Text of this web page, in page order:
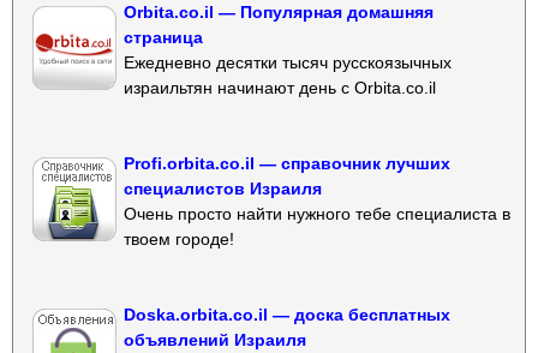
Orbita.co.il — Популярная домашняя
страница
Ежедневно десятки тысяч русскоязычных
израильтян начинают день с Orbita.co.il
Profi.orbita.co.il — справочник лучших
специалистов Израиля
Очень просто найти нужного тебе специалиста в
твоем городе!
Doska.orbita.co.il — доска бесплатных
объявлений Израиля